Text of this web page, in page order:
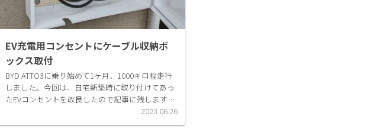
EV充電用コンセントにケーブル収納ボ
ックス取付
BYD ATTO3に乗り始めて1ヶ月、1000キロ程走行
しました。今回は、自宅新築時に取り付けてあっ
たEVコンセントを改良したので記事に残します。
自宅充電のみで運用いまのところ、充電は全て自
宅充電しています。EVのメリットっていろいろあ
2023.06.26